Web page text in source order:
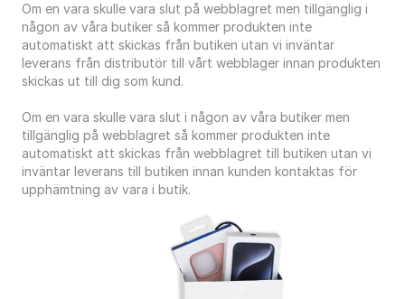
Om en vara skulle vara slut på webblagret men tillgänglig i
någon av våra butiker så kommer produkten inte
automatiskt att skickas från butiken utan vi inväntar
leverans från distributör till vårt webblager innan produkten
skickas ut till dig som kund.
Om en vara skulle vara slut i någon av våra butiker men
tillgänglig på webblagret så kommer produkten inte
automatiskt att skickas från webblagret till butiken utan vi
inväntar leverans till butiken innan kunden kontaktas för
upphämtning av vara i butik.